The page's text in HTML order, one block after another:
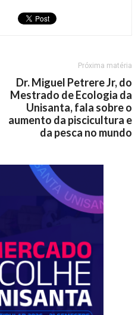
Próxima matéria
Dr. Miguel Petrere Jr, do
Mestrado de Ecologia da
Unisanta, fala sobre o
aumento da piscicultura e
da pesca no mundo